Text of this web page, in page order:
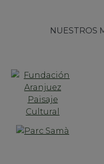
NUESTROS